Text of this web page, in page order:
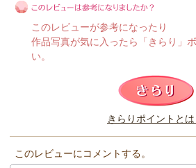
このレビューは参考になりましたか？
このレビューが参考になったり
作品写真が気に入ったら「きらり」
い。
きらりポイントとは
このレビューにコメントする。